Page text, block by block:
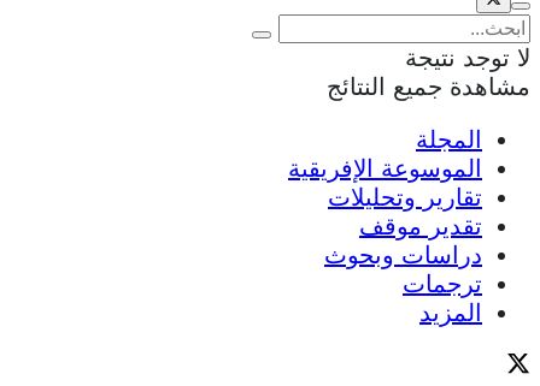
لا توجد نتيجة
مشاهدة جميع النتائج
المجلة
الموسوعة الإفريقية
تقارير وتحليلات
تقدير موقف
دراسات وبحوث
ترجمات
المزيد